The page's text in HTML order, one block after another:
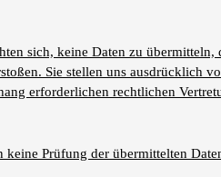
sich, keine Daten zu übermitteln,
Sie stellen uns ausdrücklich
erforderlichen rechtlichen
keine Prüfung der übermittelten